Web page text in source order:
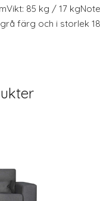
85 kg / 17
färg och i storlek